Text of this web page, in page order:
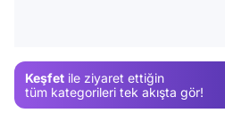
Keşfet ile ziyaret ettiğin
tüm kategorileri tek akışta gör!